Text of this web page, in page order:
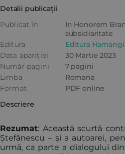
Detalii publicații
Publicat în
In Honorem
subsidiaritate
Editura
Editura
Data apariției
30 Martie 2023
Număr pagini
7 pagini
Limba
Romana
Format
PDF online
Descriere
Rezumat: Această scurtă
Ștefănescu – și a autoarei,
urmă, ca parte a dialogului